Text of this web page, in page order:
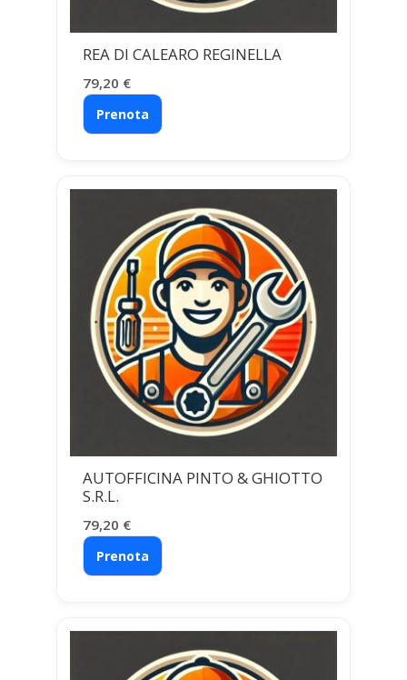
REA DI CALEARO REGINELLA
79,20 €
Prenota
AUTOFFICINA PINTO & GHIOTTO
S.R.L.
79,20 €
Prenota